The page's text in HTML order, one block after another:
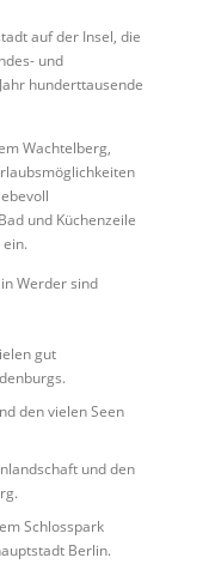
LINKS
auf der Insel, die
und
hunderttausende
Wachtelberg,
und Küchenzeile
Werder sind
gut
den vielen Seen
und den
Schlosspark
Berlin.